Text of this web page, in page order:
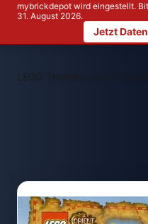
mybrickdepot wird eingestellt.
31. August 2026.
Jetzt
LEGO Themen >